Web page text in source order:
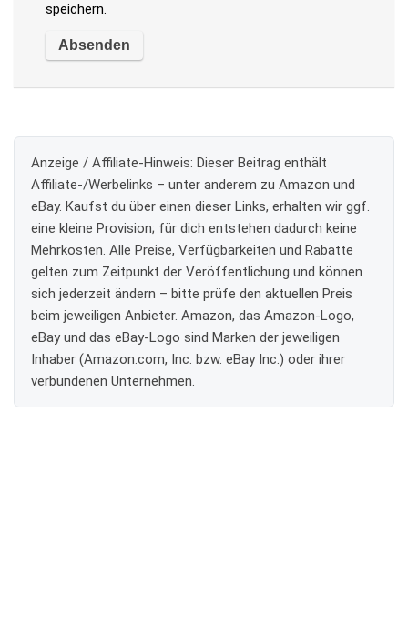
speichern.
Anzeige / Affiliate-Hinweis: Dieser Beitrag enthält
Affiliate-/Werbelinks – unter anderem zu Amazon und
eBay. Kaufst du über einen dieser Links, erhalten wir ggf.
eine kleine Provision; für dich entstehen dadurch keine
Mehrkosten. Alle Preise, Verfügbarkeiten und Rabatte
gelten zum Zeitpunkt der Veröffentlichung und können
sich jederzeit ändern – bitte prüfe den aktuellen Preis
beim jeweiligen Anbieter. Amazon, das Amazon-Logo,
eBay und das eBay-Logo sind Marken der jeweiligen
Inhaber (Amazon.com, Inc. bzw. eBay Inc.) oder ihrer
verbundenen Unternehmen.